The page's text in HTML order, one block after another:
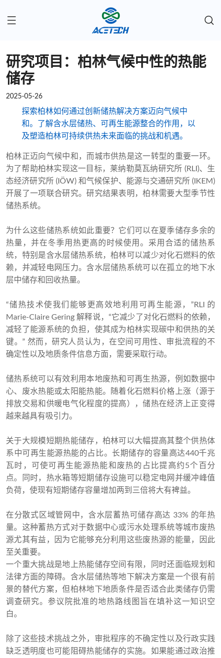
研究项目：柏林气候中性的热能
储存
2025-05-26
探索柏林如何通过创新储热解决方案迈向气候中
和。了解含水层储热、可再生能源整合的作用，以
及塑造柏林可持续供热未来面临的挑战和机遇。
柏林正迈向气候中和，而城市供热是这一转型的重要一环。
为了帮助柏林实现这一目标，莱纳勒莫瓦纳研究所 (RLI)、生
态经济研究所 (IÖW) 和气候保护、能源与交通研究所 (IKEM)
开展了一项联合研究。研究结果表明，柏林需要大型季节性
储热系统。
为什么这些储热系统如此重要？它们可以在夏季储存多余的
热量，并在冬季用热更高的时候使用。采用合适的储热系
统，特别是含水层储热系统，柏林可以减少对化石燃料的依
赖，并减轻电网压力。含水层储热系统可以在孤立的地下水
层中储存和回收热量。
“储热技术使我们能够更高效地利用可再生能源，”RLI 的
Marie-Claire Gering 解释说，“它减少了对化石燃料的依赖，
减轻了能源系统的负担，使其成为柏林实现碳中和供热的关
键。” 然而，研究人员认为，在空间可用性、审批流程的不
确定性以及地质条件信息方面，需要采取行动。
储热系统可以有效利用本地废热和可再生热源，例如数据中
心、废水热能或太阳能热能。随着化石燃料价格上涨（源于
排放交易和供暖电气化程度的提高），储热在经济上正变得
越来越具有吸引力。
关于大规模短期热能储存，柏林可以大幅提高其整个供热体
系中可再生能源热能的占比。长期储存的容量高达440千兆
瓦时，可使可再生能源热能和废热的占比提高约5个百分
点。同时，热水箱等短期储存设施可以稳定电网并缓冲峰值
负荷，使现有短期储存容量增加两到三倍将大有裨益。
在分散式区域管网中，含水层蓄热可储存高达 33% 的年热
量。这种蓄热方式对于数据中心或污水处理系统等城市废热
源尤其有益，因为它能够充分利用这些废热源的能量，因此
至关重要。
一个重大挑战是地上热能储存空间有限，同时还面临规划和
法律方面的障碍。含水层储热等地下解决方案是一个很有前
景的替代方案，但柏林地下地质条件是否适合此类储存仍需
调查研究。参议院批准的地热路线图旨在填补这一知识空
白。
除了这些技术挑战之外，审批程序的不确定性以及行政实践
缺乏透明度也可能阻碍热能储存的实施。如果能通过政治推